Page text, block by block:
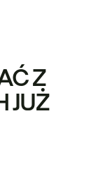
Z
JUŻ